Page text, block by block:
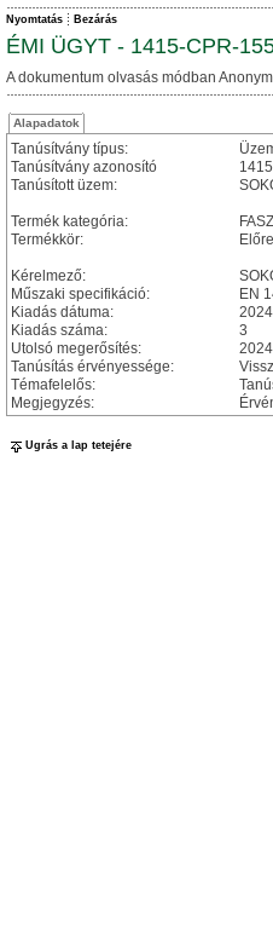
Nyomtatás Bezárás
ÉMI ÜGYT - 1415-CPR-
A dokumentum olvasás módban
Alapadatok
Tanúsítvány típus:
Tanúsítvány azonosító
Tanúsított üzem:
Termék kategória:
Termékkör:
Kérelmező:
Műszaki specifikáció:
EN
Kiadás dátuma:
Kiadás száma:
3
Utolsó megerősítés:
Tanúsítás érvényessége:
Témafelelős:
Megjegyzés:
Ugrás a lap tetejére